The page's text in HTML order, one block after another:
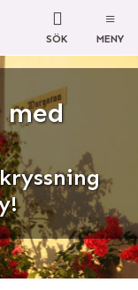
SÖK MENY
med